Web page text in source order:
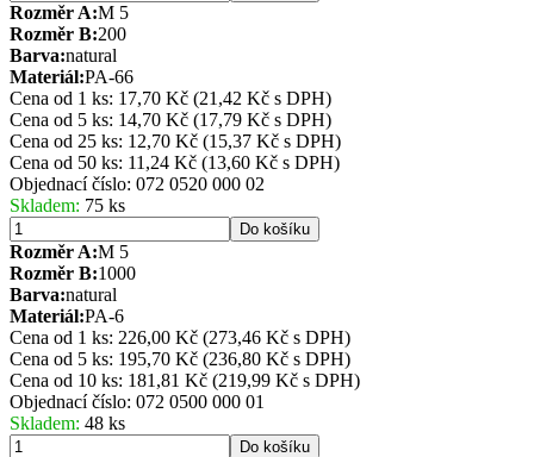
Rozměr A:M 5
Rozměr B:200
Barva:natural
Materiál:PA-66
Cena od 1 ks: 17,70 Kč (21,42 Kč s DPH)
Cena od 5 ks: 14,70 Kč (17,79 Kč s DPH)
Cena od 25 ks: 12,70 Kč (15,37 Kč s DPH)
Cena od 50 ks: 11,24 Kč (13,60 Kč s DPH)
Objednací číslo: 072 0520 000 02
Skladem: 75 ks
Do košíku
Rozměr A:M 5
Rozměr B:1000
Barva:natural
Materiál:PA-6
Cena od 1 ks: 226,00 Kč (273,46 Kč s DPH)
Cena od 5 ks: 195,70 Kč (236,80 Kč s DPH)
Cena od 10 ks: 181,81 Kč (219,99 Kč s DPH)
Objednací číslo: 072 0500 000 01
Skladem: 48 ks
Do košíku